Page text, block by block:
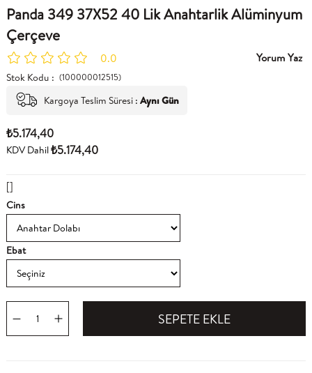
Panda 349 37X52 40 Lik Anahtarlik Alüminyum
Çerçeve
0.0 Yorum Yaz
Stok Kodu (100000012515)
Kargoya Teslim Süresi : Aynı Gün
₺5.174,40
KDV Dahil₺5.174,40
[]
Cins
Ebat